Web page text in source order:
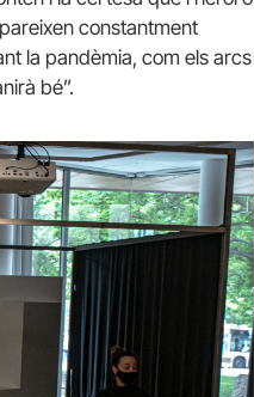
constantment
la pandèmia, com els arcs
bé”.